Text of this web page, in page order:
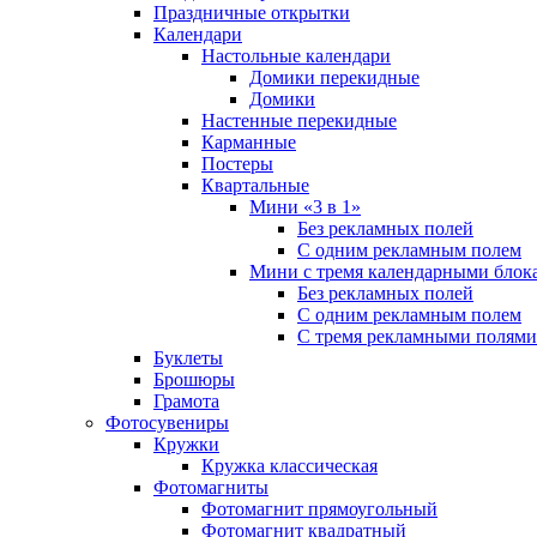
Праздничные открытки
Календари
Настольные календари
Домики перекидные
Домики
Настенные перекидные
Карманные
Постеры
Квартальные
Мини «3 в 1»
Без рекламных полей
С одним рекламным полем
Мини с тремя календарными
Без рекламных полей
С одним рекламным полем
С тремя рекламными полями
Буклеты
Брошюры
Грамота
Фотосувениры
Кружки
Кружка классическая
Фотомагниты
Фотомагнит прямоугольный
Фотомагнит квадратный